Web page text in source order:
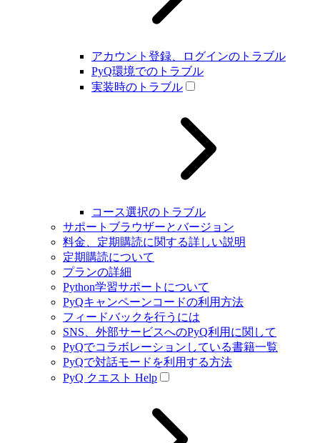
アカウント登録、ログインのトラブル
PyQ環境でのトラブル
実装時のトラブル
コース選択のトラブル
サポートブラウザーとバージョン
料金、定期購読に関する詳しい説明
定期購読について
プランの詳細
Python学習サポートについて
PyQキャンペーンコードの利用方法
フィードバックを行うには
SNS、外部サービスへのPyQ利用に関して
PyQでコラボレーションしている書籍一覧
PyQで対話モードを利用する方法
PyQ クエスト Help